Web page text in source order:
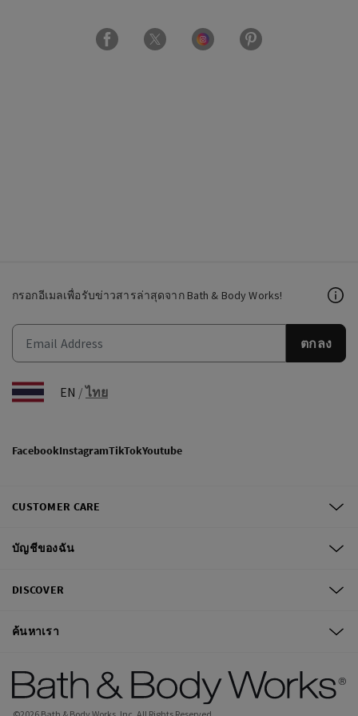
กรอกอีเมลเพื่อรับข่าวสารล่าสุดจาก Bath & Body Works!
ตกลง
EN /ไทย
FacebookInstagramTikTokYoutube
CUSTOMER CARE
บัญชีของฉัน
DISCOVER
ค้นหาเรา